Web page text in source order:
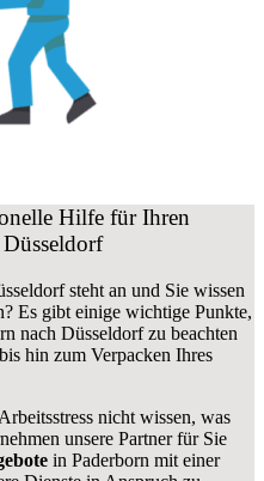
Hilfe für Ihren
steht an und Sie wissen
Es gibt einige wichtige Punkte,
nach Düsseldorf zu beachten
hin zum Verpacken Ihres
nicht wissen, was
unsere Partner für Sie
in Paderborn mit einer